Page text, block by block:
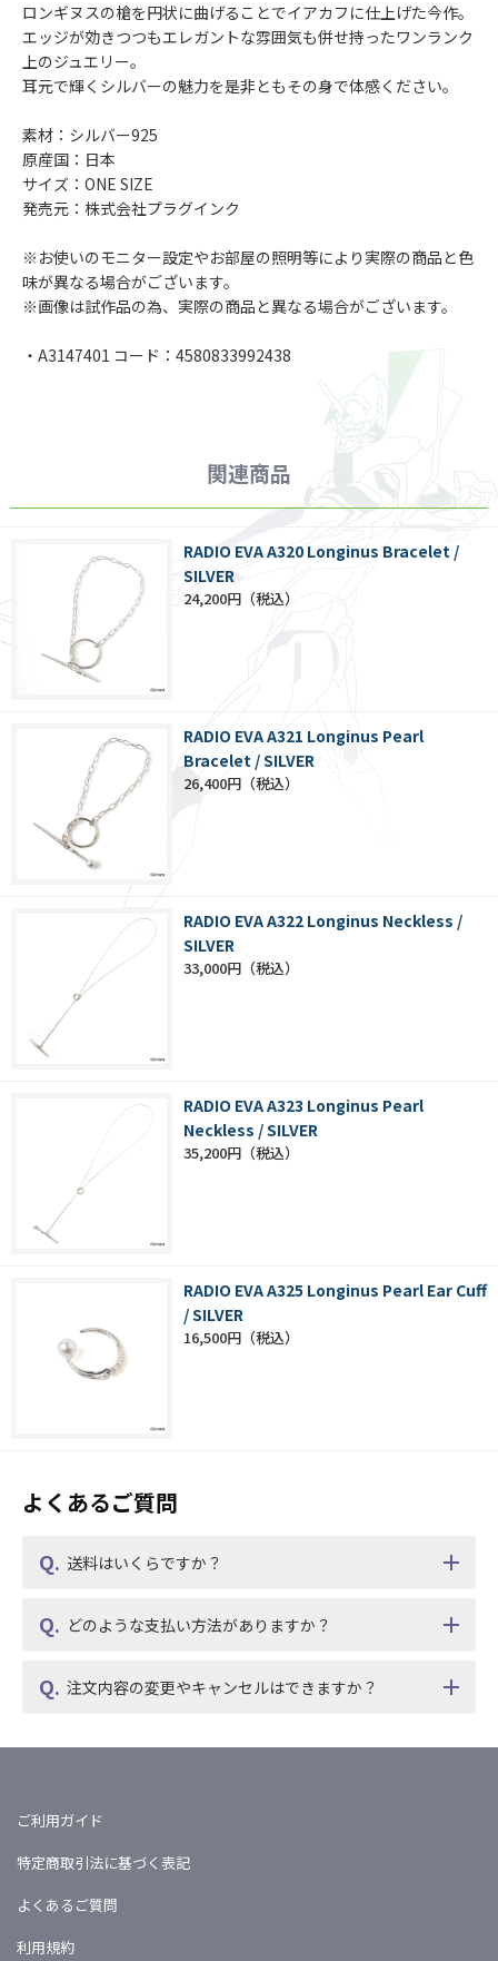
ロンギヌスの槍を円状に曲げることでイアカフに仕上げた今作。
エッジが効きつつもエレガントな雰囲気も併せ持ったワンランク
上のジュエリー。
耳元で輝くシルバーの魅力を是非ともその身で体感ください。
素材：シルバー925
原産国：日本
サイズ：ONE SIZE
発売元：株式会社プラグインク
※お使いのモニター設定やお部屋の照明等により実際の商品と色
味が異なる場合がございます。
※画像は試作品の為、実際の商品と異なる場合がございます。
・A3147401 コード：4580833992438
関連商品
RADIO EVA A320 Longinus Bracelet /
SILVER
24,200円
RADIO EVA A321 Longinus Pearl
Bracelet / SILVER
26,400円
RADIO EVA A322 Longinus Neckless /
SILVER
33,000円
RADIO EVA A323 Longinus Pearl
Neckless / SILVER
35,200円
RADIO EVA A325 Longinus Pearl Ear Cuff
/ SILVER
16,500円
よくあるご質問
送料はいくらですか？
どのような支払い方法がありますか？
注文内容の変更やキャンセルはできますか？
ご利用ガイド
特定商取引法に基づく表記
よくあるご質問
利用規約